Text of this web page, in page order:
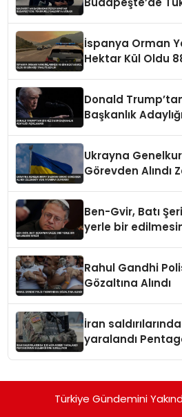
İspanya Orman
Hektar Kül Oldu
Donald
Başkanlık
Ukrayna
Görevden Alındı
Ben-Gvir, Batı
yerle bir
Rahul Gandhi
Gözaltına Alındı
İran
yaralandı
Türkiye Gündemini